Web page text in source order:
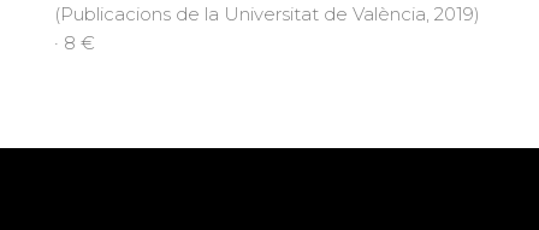
(Publicacions de la Universitat de València, 2019)
· 8 €